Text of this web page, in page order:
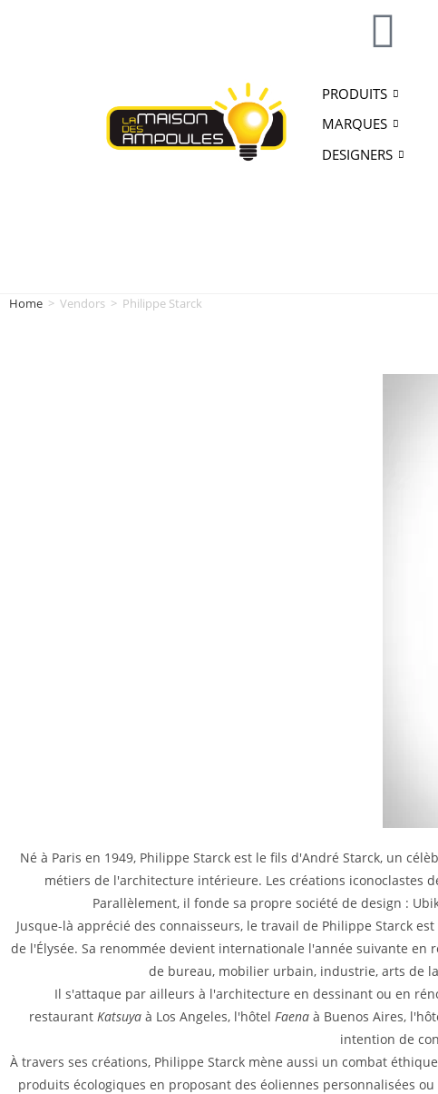
PRODUITS
MARQUES
DESIGNERS
Home > Vendors > Philippe Starck
Né à Paris en 1949, Philippe Starck est le fils d'André Starck, un
métiers de l'architecture intérieure. Les créations iconoclastes
Parallèlement, il fonde sa propre société de design :
Jusque-là apprécié des connaisseurs, le travail de Philippe Starck
de l'Élysée. Sa renommée devient internationale l'année suivante en
de bureau, mobilier urbain, industrie, arts de
Il s'attaque par ailleurs à l'architecture en dessinant ou en
restaurant Katsuya à Los Angeles, l'hôtel Faena à Buenos Aires,
intention de
À travers ses créations, Philippe Starck mène aussi un combat
produits écologiques en proposant des éoliennes personnalisées